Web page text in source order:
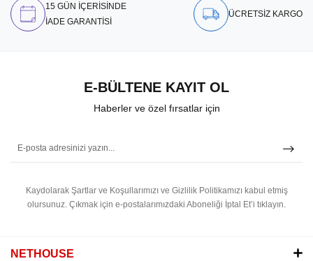
15 GÜN İÇERİSİNDE
İADE GARANTİSİ
ÜCRETSİZ KARGO
E-BÜLTENE KAYIT OL
Haberler ve özel fırsatlar için
Kaydolarak Şartlar ve Koşullarımızı ve Gizlilik Politikamızı kabul etmiş
olursunuz. Çıkmak için e-postalarımızdaki Aboneliği İptal Et’i tıklayın.
NETHOUSE